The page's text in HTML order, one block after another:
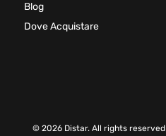
Blog
Dove Acquistare
© 2026 Distar. All rights reserved